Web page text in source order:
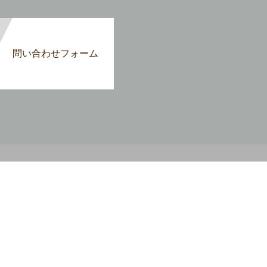
問い合わせフォーム